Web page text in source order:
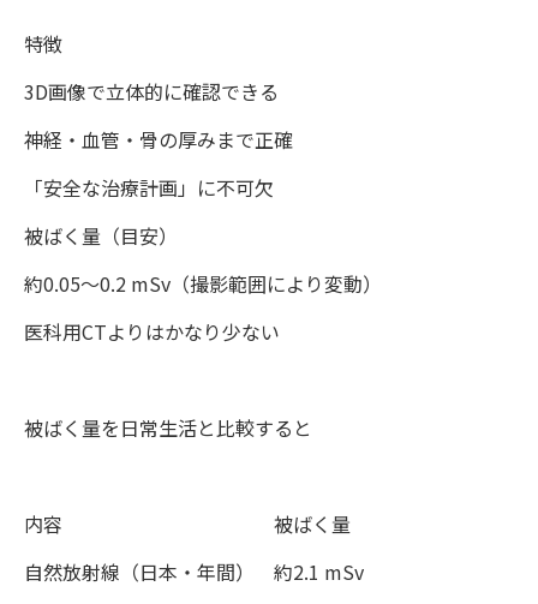
特徴
3D画像で立体的に確認できる
神経・血管・骨の厚みまで正確
「安全な治療計画」に不可欠
被ばく量（目安）
約0.05〜0.2 mSv（撮影範囲により変動）
医科用CTよりはかなり少ない
被ばく量を日常生活と比較すると
内容 被ばく量
自然放射線（日本・年間） 約2.1 mSv